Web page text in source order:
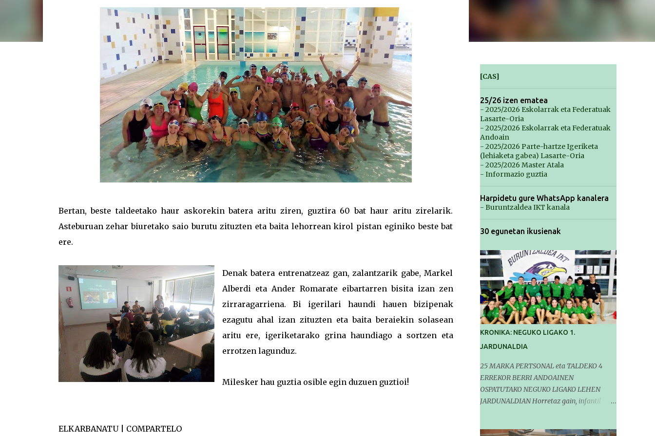
Bertan, beste taldeetako haur askorekin batera aritu ziren, guztira 60 bat haur aritu zirelarik.
Asteburuan zehar biuretako saio burutu zituzten eta baita lehorrean kirol pistan eginiko beste bat
ere.
Denak batera entrenatzeaz gan, zalantzarik gabe, Markel
Alberdi eta Ander Romarate eibartarren bisita izan zen
zirraragarriena. Bi igerilari haundi hauen bizipenak
ezagutu ahal izan zituzten eta baita beraiekin solasean
aritu ere, igeriketarako grina haundiago a sortzen eta
errotzen lagunduz.
Milesker hau guztia osible egin duzuen guztioi!
ELKARBANATU | COMPARTELO
[CAS]
25/26 izen ematea
- 2025/2026 Eskolarrak eta Federatuak
Lasarte-Oria
- 2025/2026 Eskolarrak eta Federatuak
Andoain
- 2025/2026 Parte-hartze Igeriketa
(lehiaketa gabea) Lasarte-Oria
- 2025/2026 Master Atala
- Informazio guztia
Harpidetu gure WhatsApp kanalera
- Buruntzaldea IKT kanala
30 egunetan ikusienak
KRONIKA: NEGUKO LIGAKO 1.
JARDUNALDIA
25 MARKA PERTSONAL eta TALDEKO 4
ERREKOR BERRI ANDOAINEN
OSPATUTAKO NEGUKO LIGAKO LEHEN
JARDUNALDIAN Horretaz gain, infantil